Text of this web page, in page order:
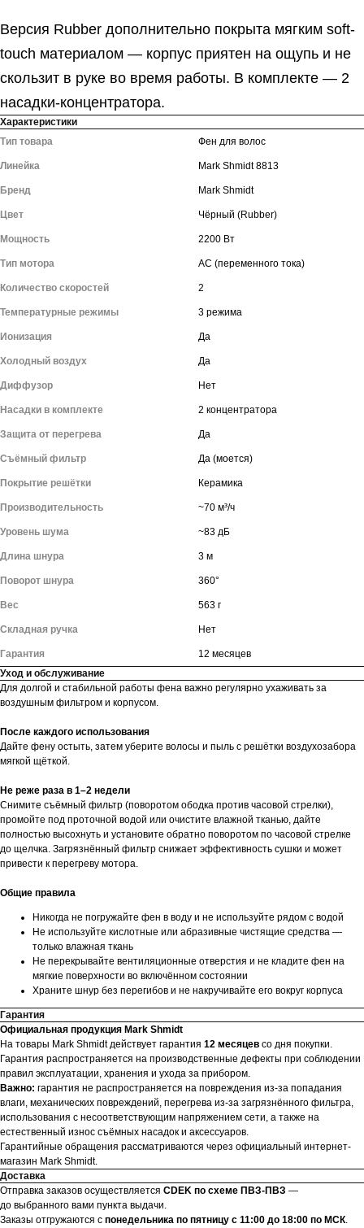
Версия Rubber дополнительно покрыта мягким soft-
touch материалом — корпус приятен на ощупь и не
скользит в руке во время работы. В комплекте — 2
насадки-концентратора.
Характеристики
Тип товара
Фен для волос
Линейка Mark Shmidt 8813
Бренд Mark Shmidt
Цвет Чёрный (Rubber)
Мощность 2200 Вт
Тип мотора AC (переменного тока)
Количество скоростей 2
Температурные режимы 3 режима
Ионизация Да
Холодный воздух Да
Диффузор Нет
Насадки в комплекте 2 концентратора
Защита от перегрева Да
Съёмный фильтр Да (моется)
Покрытие решётки Керамика
Производительность ~70 м³/ч
Уровень шума ~83 дБ
Длина шнура 3 м
Поворот шнура 360°
Вес 563 г
Складная ручка Нет
Гарантия
12 месяцев
Уход и обслуживание
Для долгой и стабильной работы фена важно регулярно ухаживать за
воздушным фильтром и корпусом.
После каждого использования
Дайте фену остыть, затем уберите волосы и пыль с решётки воздухозабора
мягкой щёткой.
Не реже раза в 1–2 недели
Снимите съёмный фильтр (поворотом ободка против часовой стрелки),
промойте под проточной водой или очистите влажной тканью, дайте
полностью высохнуть и установите обратно поворотом по часовой стрелке
до щелчка. Загрязнённый фильтр снижает эффективность сушки и может
привести к перегреву мотора.
Общие правила
Никогда не погружайте фен в воду и не используйте рядом с водой
Не используйте кислотные или абразивные чистящие средства —
только влажная ткань
Не перекрывайте вентиляционные отверстия и не кладите фен на
мягкие поверхности во включённом состоянии
Храните шнур без перегибов и не накручивайте его вокруг корпуса
Гарантия
Официальная продукция Mark Shmidt
На товары Mark Shmidt действует гарантия 12 месяцев со дня покупки.
Гарантия распространяется на производственные дефекты при соблюдении
правил эксплуатации, хранения и ухода за прибором.
Важно: гарантия не распространяется на повреждения из-за попадания
влаги, механических повреждений, перегрева из-за загрязнённого фильтра,
использования с несоответствующим напряжением сети, а также на
естественный износ съёмных насадок и аксессуаров.
Гарантийные обращения рассматриваются через официальный интернет-
магазин Mark Shmidt.
Доставка
Отправка заказов осуществляется CDEK по схеме ПВЗ-ПВЗ —
до выбранного вами пункта выдачи.
Заказы отгружаются с понедельника по пятницу с 11:00 до 18:00 по МСК.